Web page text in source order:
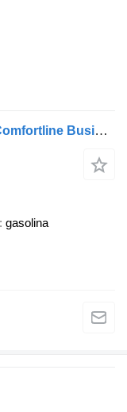
Volkswagen Passat Variant 1.5 TSI Comfortline Business
gasolina